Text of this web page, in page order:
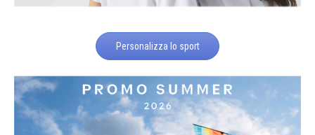
Personalizza lo sport